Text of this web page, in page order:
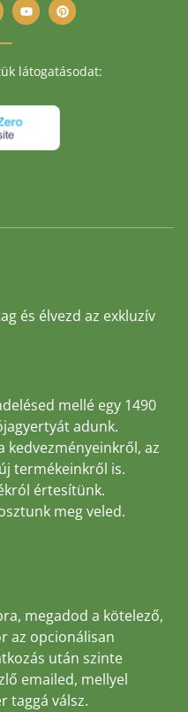
látogatásodat:
és élvezd az exkluzív
mellé egy 1490
adunk.
kedvezményeinkről, az
termékeinkről is.
értesítünk.
meg veled.
megadod a kötelező,
az opcionálisan
után szinte
emailed, mellyel
taggá válsz.